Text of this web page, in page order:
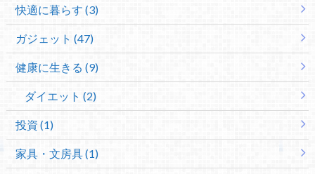
快適に暮らす (3)
ガジェット (47)
健康に生きる (9)
ダイエット (2)
投資 (1)
家具・文房具 (1)